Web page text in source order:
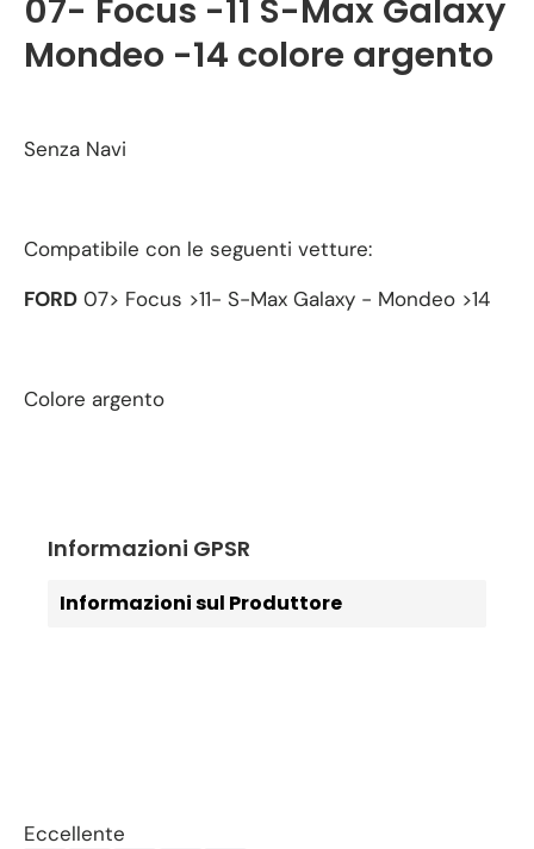
07- Focus -11 S-Max Galaxy
Mondeo -14 colore argento
Senza Navi
Compatibile con le seguenti vetture:
FORD 07> Focus >11- S-Max Galaxy - Mondeo >14
Colore argento
Informazioni GPSR
Informazioni sul Produttore
Eccellente